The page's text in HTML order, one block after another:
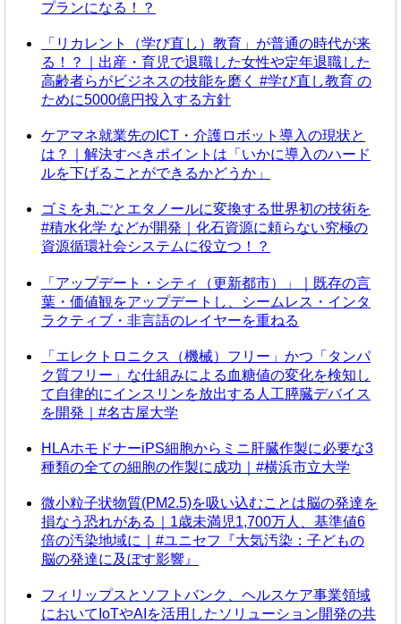
プランになる！？
「リカレント（学び直し）教育」が普通の時代が来
る！？｜出産・育児で退職した女性や定年退職した
高齢者らがビジネスの技能を磨く #学び直し教育 の
ために5000億円投入する方針
ケアマネ就業先のICT・介護ロボット導入の現状と
は？｜解決すべきポイントは「いかに導入のハード
ルを下げることができるかどうか」
ゴミを丸ごとエタノールに変換する世界初の技術を
#積水化学 などが開発｜化石資源に頼らない究極の
資源循環社会システムに役立つ！？
「アップデート・シティ（更新都市）」｜既存の言
葉・価値観をアップデートし、シームレス・インタ
ラクティブ・非言語のレイヤーを重ねる
「エレクトロニクス（機械）フリー」かつ「タンパ
ク質フリー」な仕組みによる血糖値の変化を検知し
て自律的にインスリンを放出する人工膵臓デバイス
を開発｜#名古屋大学
HLAホモドナーiPS細胞からミニ肝臓作製に必要な3
種類の全ての細胞の作製に成功｜#横浜市立大学
微小粒子状物質(PM2.5)を吸い込むことは脳の発達を
損なう恐れがある｜1歳未満児1,700万人、基準値6
倍の汚染地域に｜#ユニセフ『大気汚染：子どもの
脳の発達に及ぼす影響』
フィリップスとソフトバンク、ヘルスケア事業領域
においてIoTやAIを活用したソリューション開発の共